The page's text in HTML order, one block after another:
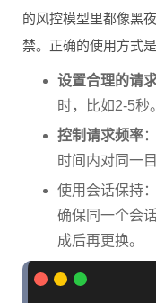
的风控模型里都像黑
禁。正确的使用方式
设置合理的请
时，比如2-5秒。
控制请求频率
时间内对同一
使用会话保持
确保同一个会
成后再更换。